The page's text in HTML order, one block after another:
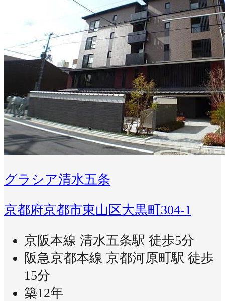
グラシア清水五条
京都府京都市東山区大黒町304-1
京阪本線 清水五条駅 徒歩5分
阪急京都本線 京都河原町駅 徒歩
15分
築12年